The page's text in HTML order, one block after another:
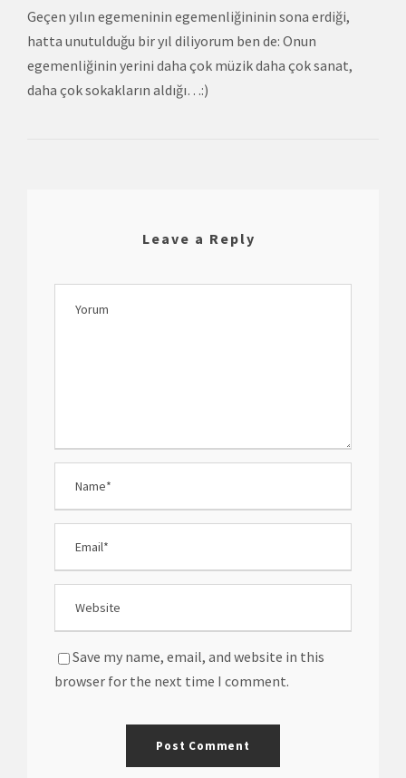
Geçen yılın egemeninin egemenliğininin sona erdiği,
hatta unutulduğu bir yıl diliyorum ben de: Onun
egemenliğinin yerini daha çok müzik daha çok sanat,
daha çok sokakların aldığı…:)
Leave a Reply
Save my name, email, and website in this
browser for the next time I comment.